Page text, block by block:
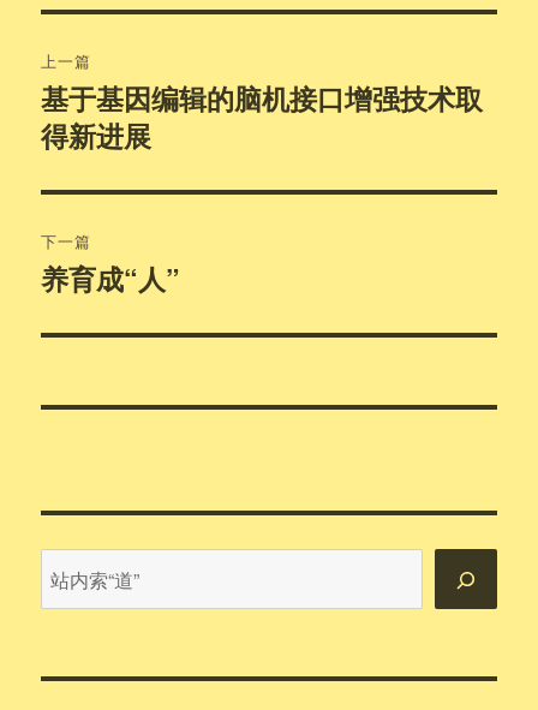
章
导
航
上一篇
上
篇
章：
基于基因编辑的脑机接口增强技术取
得新进展
下一篇
下
文
养育成“人”
内